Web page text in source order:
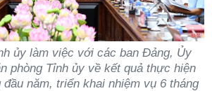
ủy làm việc với các ban Đảng, Ủy
phòng Tỉnh ủy về kết quả thực hiện
năm, triển khai nhiệm vụ 6 tháng